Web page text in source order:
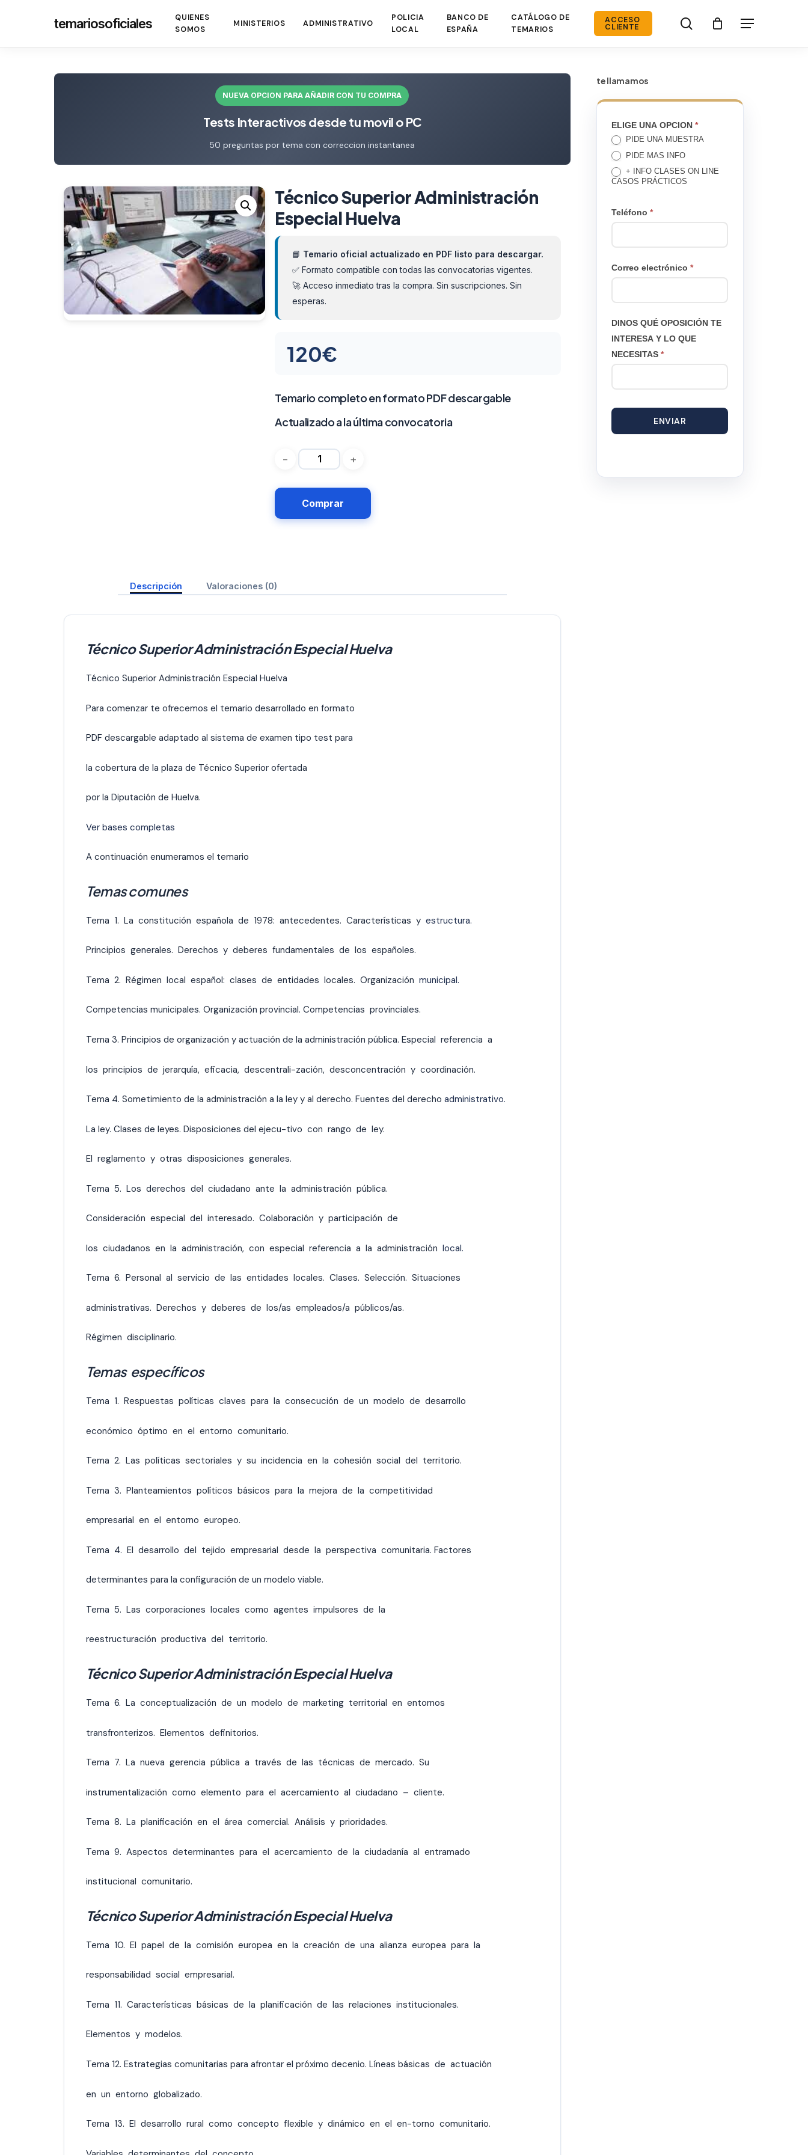
temariosoficiales
QUIENES
SOMOS
MINISTERIOS ADMINISTRATIVO
POLICIA
LOCAL
BANCO DE
ESPAÑA
CATÁLOGO DE
TEMARIOS
ACCESO
CLIENTE search Menú
NUEVA OPCION PARA AÑADIR CON TU COMPRA
Tests Interactivos desde tu movil o PC
50 preguntas por tema con correccion instantanea
Técnico Superior Administración
Especial Huelva
📘 Temario oficial actualizado en PDF listo para descargar.
✅ Formato compatible con todas las convocatorias vigentes.
🚀 Acceso inmediato tras la compra. Sin suscripciones. Sin
esperas.
120€
Temario completo en formato PDF descargable
Actualizado a la última convocatoria
Comprar
Descripción Valoraciones (0)
Técnico Superior Administración Especial Huelva
Técnico Superior Administración Especial Huelva
Para comenzar te ofrecemos el temario desarrollado en formato
PDF descargable adaptado al sistema de examen tipo test para
la cobertura de la plaza de Técnico Superior ofertada
por la Diputación de Huelva.
Ver bases completas
A continuación enumeramos el temario
Temas comunes
Tema 1. La constitución española de 1978: antecedentes. Características y estructura.
Principios generales. Derechos y deberes fundamentales de los españoles.
Tema 2. Régimen local español: clases de entidades locales. Organización municipal.
Competencias municipales. Organización provincial. Competencias provinciales.
Tema 3. Principios de organización y actuación de la administración pública. Especial referencia a
los principios de jerarquía, eficacia, descentrali-zación, desconcentración y coordinación.
Tema 4. Sometimiento de la administración a la ley y al derecho. Fuentes del derecho administrativo.
La ley. Clases de leyes. Disposiciones del ejecu-tivo con rango de ley.
El reglamento y otras disposiciones generales.
Tema 5. Los derechos del ciudadano ante la administración pública.
Consideración especial del interesado. Colaboración y participación de
los ciudadanos en la administración, con especial referencia a la administración local.
Tema 6. Personal al servicio de las entidades locales. Clases. Selección. Situaciones
administrativas. Derechos y deberes de los/as empleados/a públicos/as.
Régimen disciplinario.
Temas específicos
Tema 1. Respuestas políticas claves para la consecución de un modelo de desarrollo
económico óptimo en el entorno comunitario.
Tema 2. Las políticas sectoriales y su incidencia en la cohesión social del territorio.
Tema 3. Planteamientos políticos básicos para la mejora de la competitividad
empresarial en el entorno europeo.
Tema 4. El desarrollo del tejido empresarial desde la perspectiva comunitaria. Factores
determinantes para la configuración de un modelo viable.
Tema 5. Las corporaciones locales como agentes impulsores de la
reestructuración productiva del territorio.
Técnico Superior Administración Especial Huelva
Tema 6. La conceptualización de un modelo de marketing territorial en entornos
transfronterizos. Elementos definitorios.
Tema 7. La nueva gerencia pública a través de las técnicas de mercado. Su
instrumentalización como elemento para el acercamiento al ciudadano – cliente.
Tema 8. La planificación en el área comercial. Análisis y prioridades.
Tema 9. Aspectos determinantes para el acercamiento de la ciudadanía al entramado
institucional comunitario.
Técnico Superior Administración Especial Huelva
Tema 10. El papel de la comisión europea en la creación de una alianza europea para la
responsabilidad social empresarial.
Tema 11. Características básicas de la planificación de las relaciones institucionales.
Elementos y modelos.
Tema 12. Estrategias comunitarias para afrontar el próximo decenio. Líneas básicas de actuación
en un entorno globalizado.
Tema 13. El desarrollo rural como concepto flexible y dinámico en el en-torno comunitario.
te llamamos
TE
LLAMAMOS
ELIGE UNA OPCION*
PIDE UNA MUESTRA
PIDE MAS INFO
+ INFO CLASES ON LINE
CASOS PRÁCTICOS
Teléfono*
Correo electrónico*
DINOS QUÉ OPOSICIÓN TE
INTERESA Y LO QUE
NECESITAS*
ENVIAR